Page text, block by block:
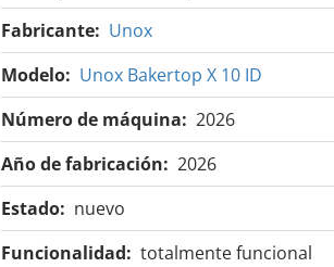
Fabricante: Unox
Modelo: Unox Bakertop X 10 ID
Número de máquina: 2026
Año de fabricación: 2026
Estado: nuevo
Funcionalidad: totalmente funcional